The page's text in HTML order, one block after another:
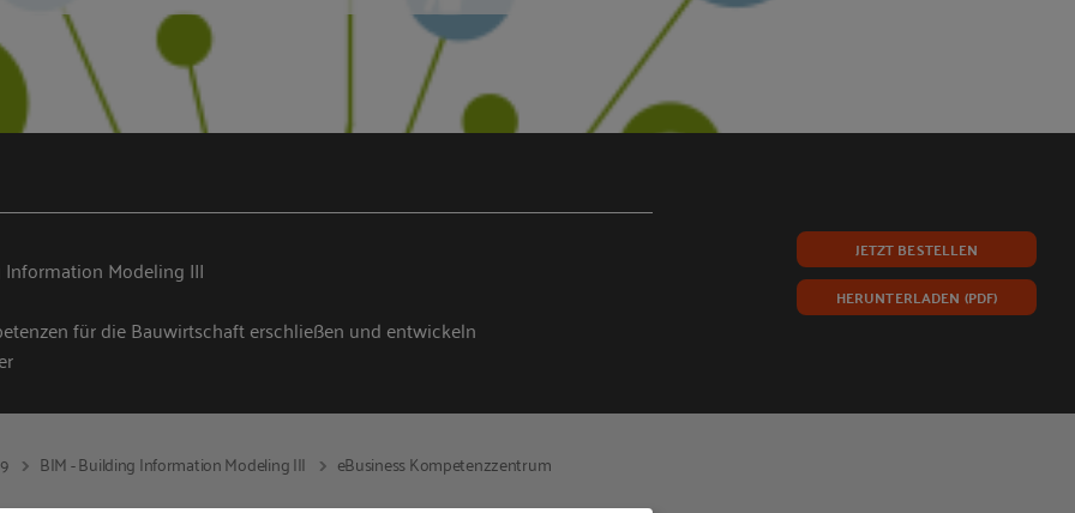
Modeling III
für die Bauwirtschaft erschließen und entwickeln
JETZT BESTELLEN
HERUNTERLADEN (PDF)
BIM - Building Information Modeling III eBusiness Kompetenzzentrum